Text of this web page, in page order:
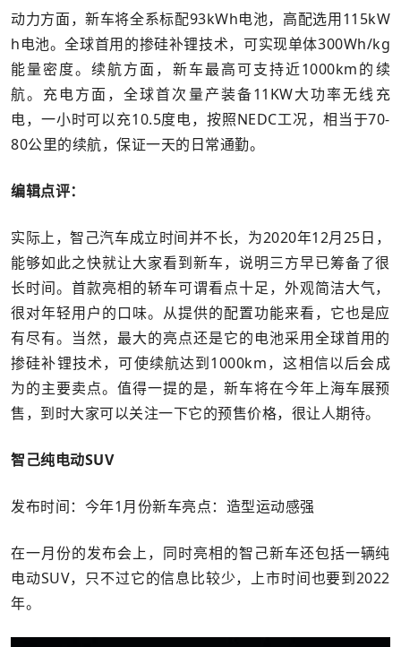
动力方面，新车将全系标配93kWh电池，高配选用115kW
h电池。全球首用的掺硅补锂技术，可实现单体300Wh/kg
能量密度。续航方面，新车最高可支持近1000km的续
航。充电方面，全球首次量产装备11KW大功率无线充
电，一小时可以充10.5度电，按照NEDC工况，相当于70-
80公里的续航，保证一天的日常通勤。
编辑点评：
实际上，智己汽车成立时间并不长，为2020年12月25日，
能够如此之快就让大家看到新车，说明三方早已筹备了很
长时间。首款亮相的轿车可谓看点十足，外观简洁大气，
很对年轻用户的口味。从提供的配置功能来看，它也是应
有尽有。当然，最大的亮点还是它的电池采用全球首用的
掺硅补锂技术，可使续航达到1000km，这相信以后会成
为的主要卖点。值得一提的是，新车将在今年上海车展预
售，到时大家可以关注一下它的预售价格，很让人期待。
智己纯电动SUV
发布时间：今年1月份新车亮点：造型运动感强
在一月份的发布会上，同时亮相的智己新车还包括一辆纯
电动SUV，只不过它的信息比较少，上市时间也要到2022
年。